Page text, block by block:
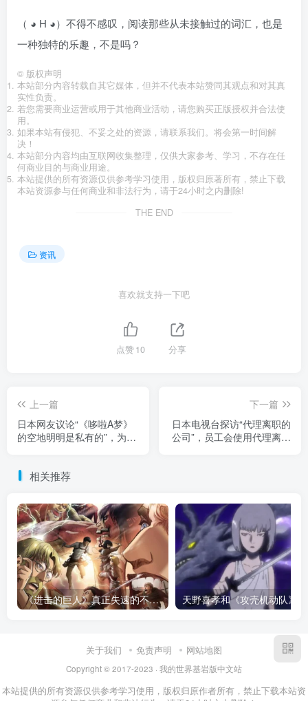
（ ◕ H ◕）不得不感叹，阅读那些从未接触过的词汇，也是
一种独特的乐趣，不是吗？
© 版权声明
本站部分内容转载自其它媒体，但并不代表本站赞同其观点和对其真
实性负责。
若您需要商业运营或用于其他商业活动，请您购买正版授权并合法使
用。
如果本站有侵犯、不妥之处的资源，请联系我们。将会第一时间解
决！
本站部分内容均由互联网收集整理，仅供大家参考、学习，不存在任
何商业目的与商业用途。
本站提供的所有资源仅供参考学习使用，版权归原著所有，禁止下载
本站资源参与任何商业和非法行为，请于24小时之内删除!
THE END
资讯
喜欢就支持一下吧
点赞10 分享
上一篇
日本网友议论“《哆啦A梦》
的空地明明是私有的”，为何
手！
下一篇
日本电视台探访“代理离职的
公司”，员工会使用代理离职
相关推荐
《进击的巨人》真正失速的不是结局！当怪物开始讲设定，恐惧早就已经彻底死了！
关于我们 免责声明 网站地图
Copyright © 2017-2023 · 我的世界基岩版中文站
本站提供的所有资源仅供参考学习使用，版权归原作者所有，禁止下载本站资